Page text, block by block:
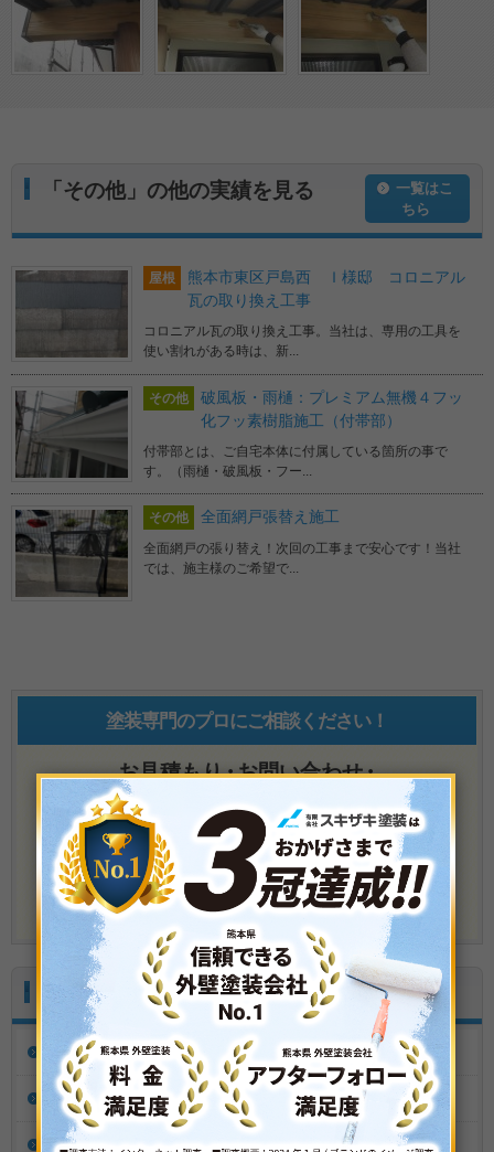
「その他」の他の実績を見る
一覧はこ
ちら
屋根
熊本市東区戸島西 Ｉ様邸 コロニアル
瓦の取り換え工事
コロニアル瓦の取り換え工事。当社は、専用の工具を
使い割れがある時は、新...
その他
破風板・雨樋：プレミアム無機４フッ
化フッ素樹脂施工（付帯部）
付帯部とは、ご自宅本体に付属している箇所の事で
す。（雨樋・破風板・フー...
その他 全面網戸張替え施工
全面網戸の張り替え！次回の工事まで安心です！当社
では、施主様のご希望で...
塗装専門のプロにご相談ください！
お見積もり・お問い合わせ・
メールでのお問い合わせ
施工実績 Performance
全て
外壁塗装
屋根塗装